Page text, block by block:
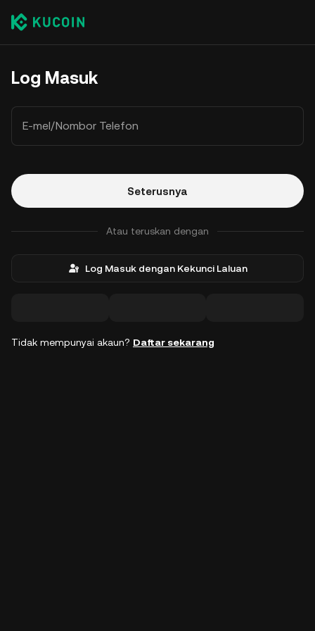
Log Masuk
E-mel/Nombor Telefon
Seterusnya
Atau teruskan dengan
Log Masuk dengan Kekunci Laluan
Tidak mempunyai akaun? Daftar sekarang